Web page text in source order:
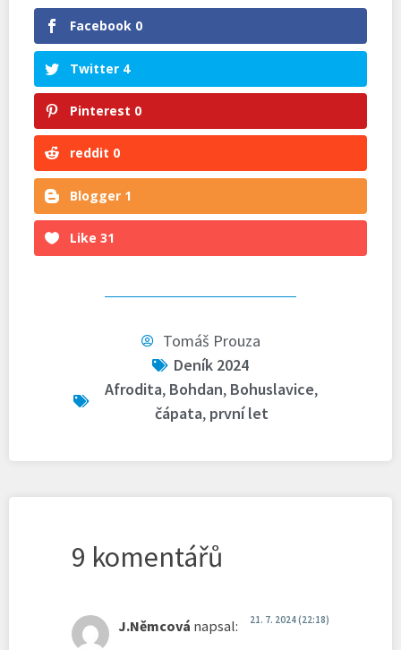
Facebook 0
Twitter 4
Pinterest 0
reddit 0
Blogger 1
Like 31
Tomáš Prouza
Deník 2024
Afrodita, Bohdan, Bohuslavice,
čápata, první let
9 komentářů
J.Němcová napsal: 21. 7. 2024 (22:18)